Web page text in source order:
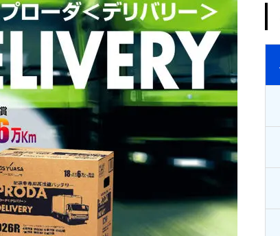
GS YUASA 欧州車専用 高性能
バッテリー GYXシリーズ
GS YUASA ECO.R EC 充電制御
車・従来車対応バッテリー